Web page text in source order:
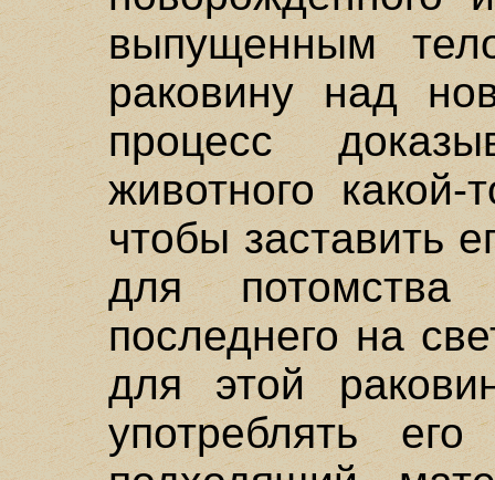
выпущенным
раковину над
процесс
животного
чтобы заставить
для
последнего на
для этой
употреблять